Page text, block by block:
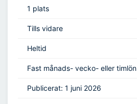
1 plats
Tills vidare
Heltid
Fast månads- vecko- eller timlön
Publicerat: 1 juni 2026